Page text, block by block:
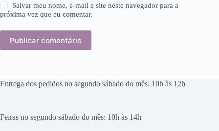
Salvar meu nome, e-mail e site neste navegador para a
próxima vez que eu comentar.
Publicar comentário
Entrega dos pedidos no segundo sábado do mês: 10h às 12h
Feiras no segundo sábado do mês: 10h às 14h